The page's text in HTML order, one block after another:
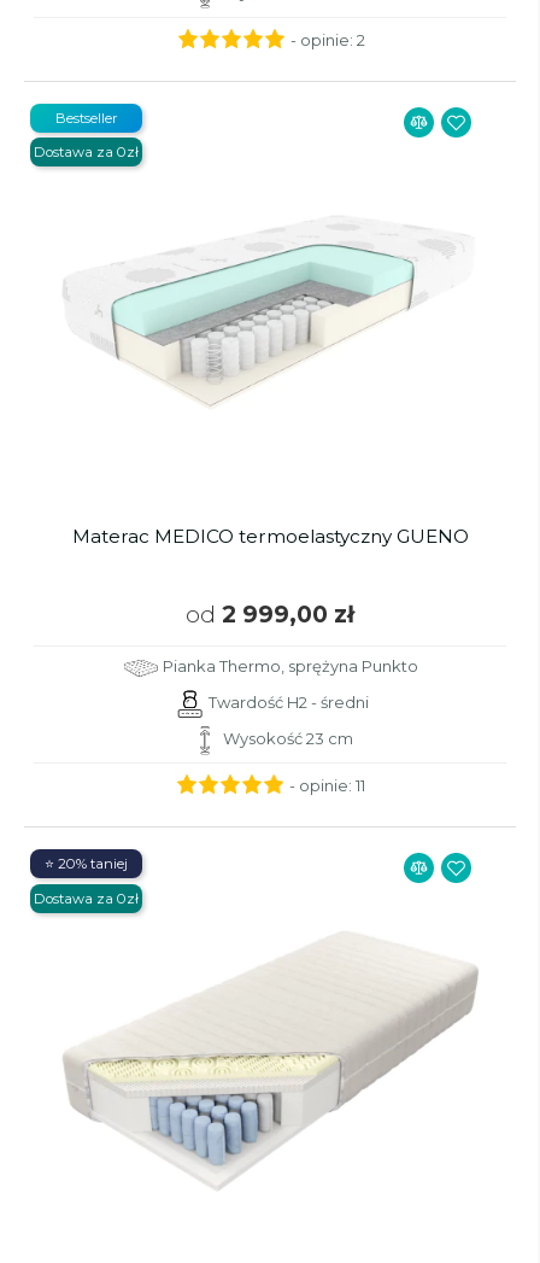
- opinie: 2
Materac MEDICO termoelastyczny GUENO
od 2 999,00 zł
Pianka Thermo, sprężyna Punkto
Twardość H2 - średni
Wysokość 23 cm
Bestseller
Dostawa za 0zł
- opinie: 11
⭐ 20% taniej
Dostawa za 0zł